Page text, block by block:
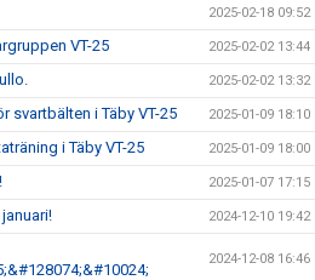
2025-02-18 09:52
VT-25 2025-02-02 13:44
2025-02-02 13:32
svartbälten i Täby VT-25 2025-01-09 18:10
i Täby VT-25 2025-01-09 18:00
2025-01-07 17:15
2024-12-10 19:42
2024-12-08 16:46